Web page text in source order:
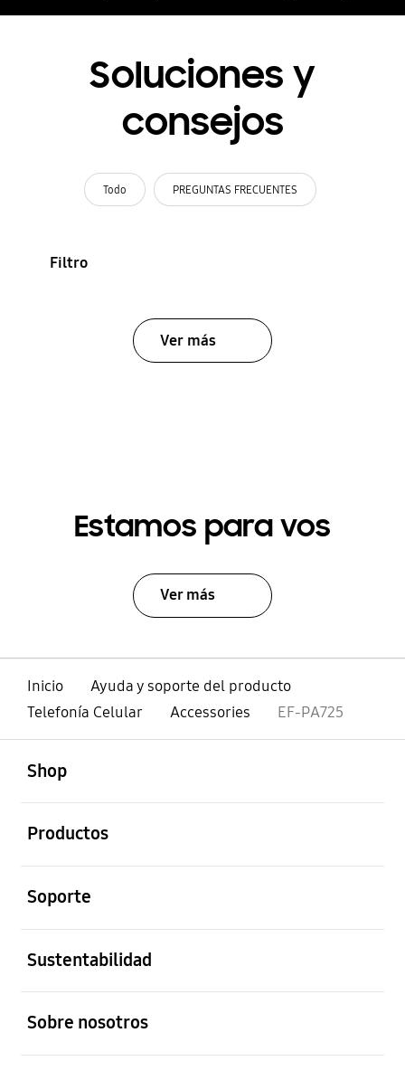
Soluciones y
consejos
Todo PREGUNTAS FRECUENTES
Filtro
Ver más
Estamos para vos
Ver más
Inicio
Ayuda y soporte del producto
Telefonía Celular
Accessories EF-PA725
Shop
Productos
Soporte
Sustentabilidad
Sobre nosotros